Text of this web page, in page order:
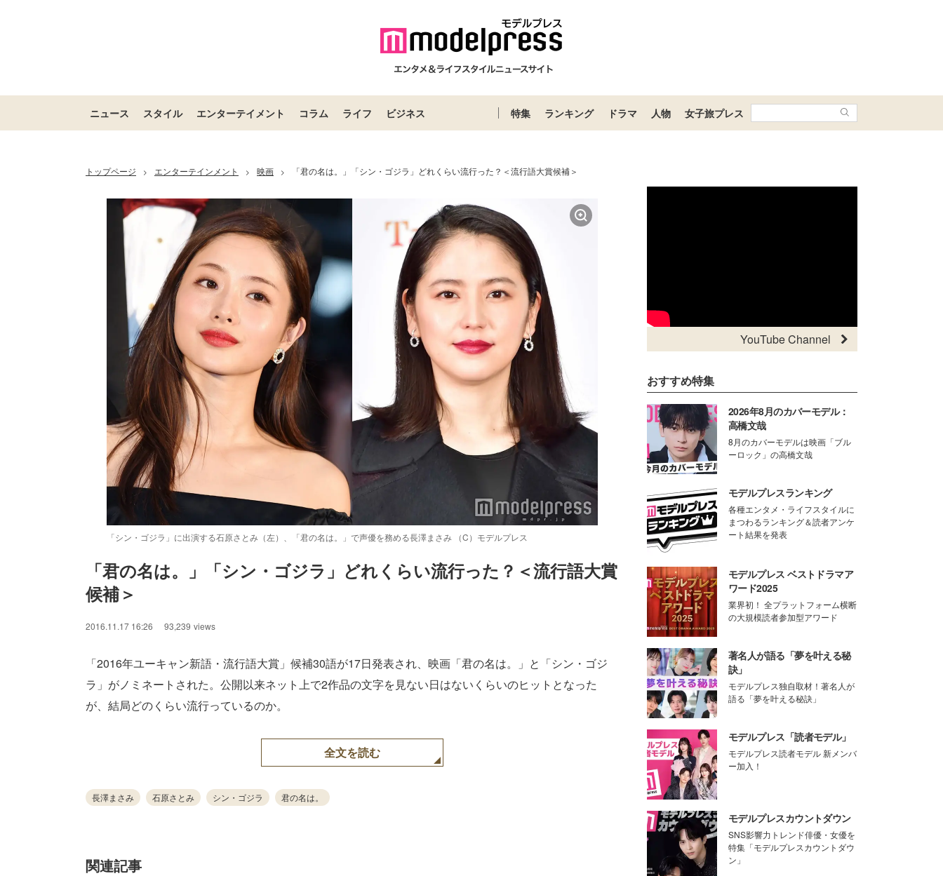
ニュース スタイル エンターテイメント コラム ライフ ビジネス 特集 ランキング ドラマ 人物 女子旅プレス
トップページ > エンターテインメント > 映画 > 「君の名は。」「シン・ゴジラ」どれくらい流行った？＜流行語大賞候補＞
「シン・ゴジラ」に出演する石原さとみ（左）、「君の名は。」で声優を務める長澤まさみ （C）モデルプレス
「君の名は。」「シン・ゴジラ」どれくらい流行った？＜流行語大賞
候補＞
2016.11.17 16:26 93,239 views
「2016年ユーキャン新語・流行語大賞」候補30語が17日発表され、映画「君の名は。」と「シン・ゴジ
ラ」がノミネートされた。公開以来ネット上で2作品の文字を見ない日はないくらいのヒットとなった
が、結局どのくらい流行っているのか。
全文を読む
長澤まさみ 石原さとみ シン・ゴジラ 君の名は。
関連記事
YouTube Channel
おすすめ特集
2026年8月のカバーモデル：
高橋文哉
8月のカバーモデルは映画「ブル
ーロック」の高橋文哉
モデルプレスランキング
各種エンタメ・ライフスタイルに
まつわるランキング＆読者アンケ
ート結果を発表
モデルプレス ベストドラマア
ワード2025
業界初！ 全プラットフォーム横断
の大規模読者参加型アワード
著名人が語る「夢を叶える秘
訣」
モデルプレス独自取材！著名人が
語る「夢を叶える秘訣」
モデルプレス「読者モデル」
モデルプレス読者モデル 新メンバ
ー加入！
モデルプレスカウントダウン
SNS影響力トレンド俳優・女優を
特集「モデルプレスカウントダウ
ン」